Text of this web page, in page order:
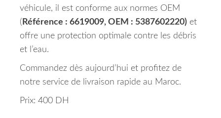
véhicule, il est conforme aux normes OEM
( Référence : 6619009, OEM : 5387602220) et
offre une protection optimale contre les débris
et l’eau.
Commandez dès aujourd’hui et profitez de
notre service de livraison rapide au Maroc.
Prix: 400 DH